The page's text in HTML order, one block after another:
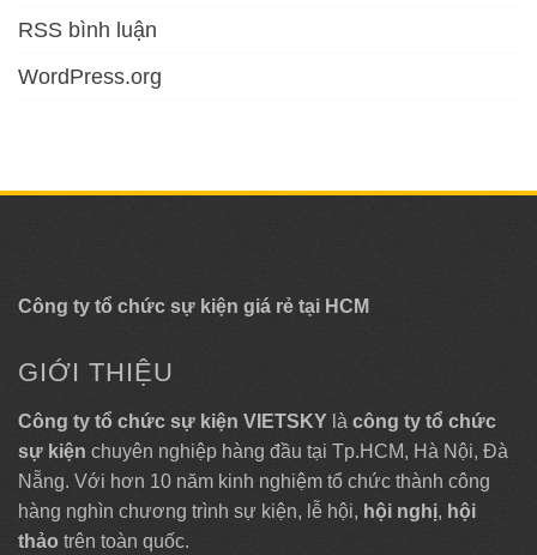
RSS bình luận
WordPress.org
Công ty tổ chức sự kiện giá rẻ tại HCM
GIỚI THIỆU
Công ty tổ chức sự kiện VIETSKY là công ty tổ chức
sự kiện chuyên nghiệp hàng đầu tại Tp.HCM, Hà Nội, Đà
Nẵng. Với hơn 10 năm kinh nghiệm tổ chức thành công
hàng nghìn chương trình sự kiện, lễ hội, hội nghị, hội
thảo trên toàn quốc.